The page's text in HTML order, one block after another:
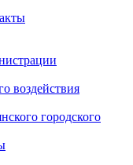
воздействия
городского